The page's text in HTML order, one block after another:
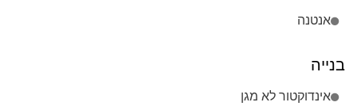
אנטנה
בנייה
אינדוקטור לא מגן